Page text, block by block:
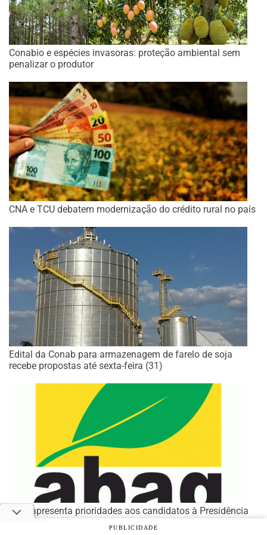
Conabio e espécies invasoras: proteção ambiental sem
penalizar o produtor
CNA e TCU debatem modernização do crédito rural no país
Edital da Conab para armazenagem de farelo de soja
recebe propostas até sexta-feira (31)
Agro apresenta prioridades aos candidatos à Presidência
para fortalecer a competitividade do Brasil
PUBLICIDADE